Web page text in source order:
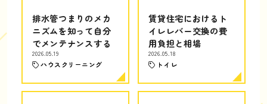
排水管つまりのメカ
ニズムを知って自分
でメンテナンスする
2026.05.19
ハウスクリーニング
賃貸住宅におけるト
イレレバー交換の費
用負担と相場
2026.05.18
トイレ